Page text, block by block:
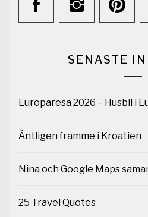
SENASTE
Europaresa 2026 – Husbil i
Äntligen framme i Kroatien
Nina och Google Maps
25 Travel Quotes